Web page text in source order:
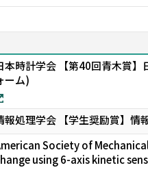
本時計学会 【第40回青木賞
ーム)
報処理学会 【学生奨励賞】情
Society of
using 6-axis kinetic